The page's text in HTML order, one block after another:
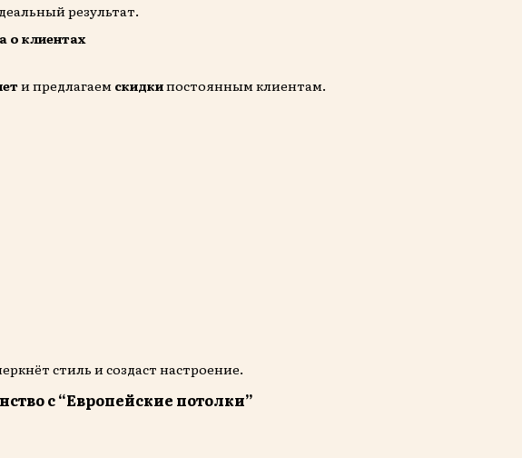
результат.
о клиентах
и предлагаем скидкипостоянным клиентам.
стиль и создаст настроение.
с “Европейские потолки”